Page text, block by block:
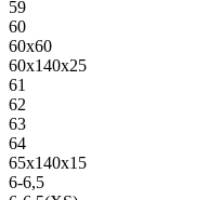
59
60
60х60
60х140х25
61
62
63
64
65х140х15
6-6,5